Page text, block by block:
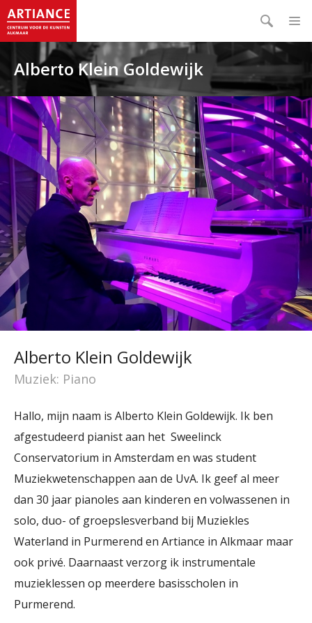
Alberto Klein Goldewijk
Alberto Klein Goldewijk
Muziek: Piano
Hallo, mijn naam is Alberto Klein Goldewijk. Ik ben
afgestudeerd pianist aan het Sweelinck
Conservatorium in Amsterdam en was student
Muziekwetenschappen aan de UvA. Ik geef al meer
dan 30 jaar pianoles aan kinderen en volwassenen in
solo, duo- of groepslesverband bij Muziekles
Waterland in Purmerend en Artiance in Alkmaar maar
ook privé. Daarnaast verzorg ik instrumentale
muzieklessen op meerdere basisscholen in
Purmerend.